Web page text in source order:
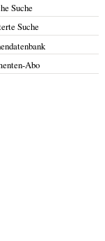
Suche
Suche
Abo